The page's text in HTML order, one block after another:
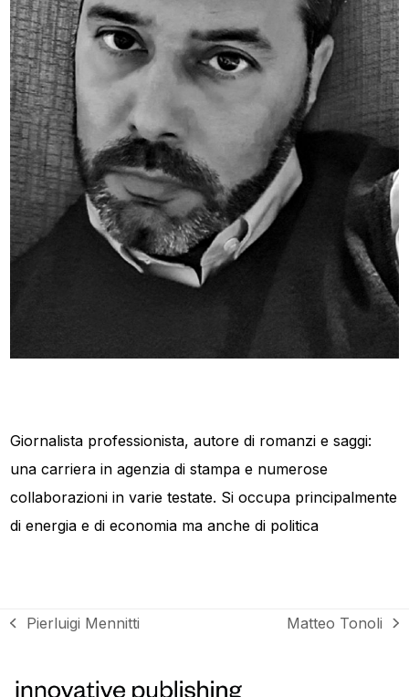
Giornalista professionista, autore di romanzi e saggi:
una carriera in agenzia di stampa e numerose
collaborazioni in varie testate. Si occupa principalmente
di energia e di economia ma anche di politica
Pierluigi Mennitti Matteo Tonoli